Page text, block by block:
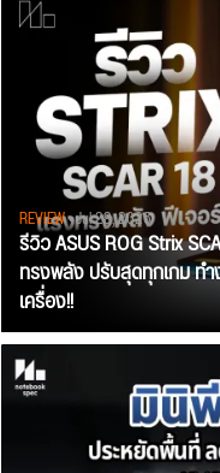
REVIEW• Jul 28, 2026
รีวิว ASUS ROG Strix
ทรงพลัง ปรับสุดทุกเกม ท
เครื่อง!!